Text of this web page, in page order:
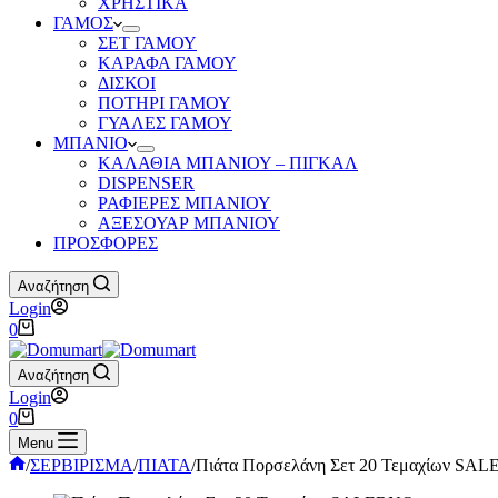
ΓΑΜΟΣ
ΣΕΤ ΓΑΜΟΥ
ΚΑΡΑΦΑ ΓΑΜΟΥ
ΔΙΣΚΟΙ
ΠΟΤΗΡΙ ΓΑΜΟΥ
ΓΥΑΛΕΣ ΓΑΜΟΥ
ΜΠΑΝΙΟ
ΚΑΛΑΘΙΑ ΜΠΑΝΙΟΥ – ΠΙΓΚΑΛ
DISPENSER
ΡΑΦΙΕΡΕΣ ΜΠΑΝΙΟΥ
ΑΞΕΣΟΥΑΡ ΜΠΑΝΙΟΥ
ΠΡΟΣΦΟΡΕΣ
Αναζήτηση
Login
Καλάθι
Αγορών
0
Αναζήτηση
Login
Καλάθι
Αγορών
0
Menu
Αρχική
/ΣΕΡΒΙΡΙΣΜΑ/ΠΙΑΤΑ/Πιάτα Πορσελάνη Σετ 20 Τεμαχίων